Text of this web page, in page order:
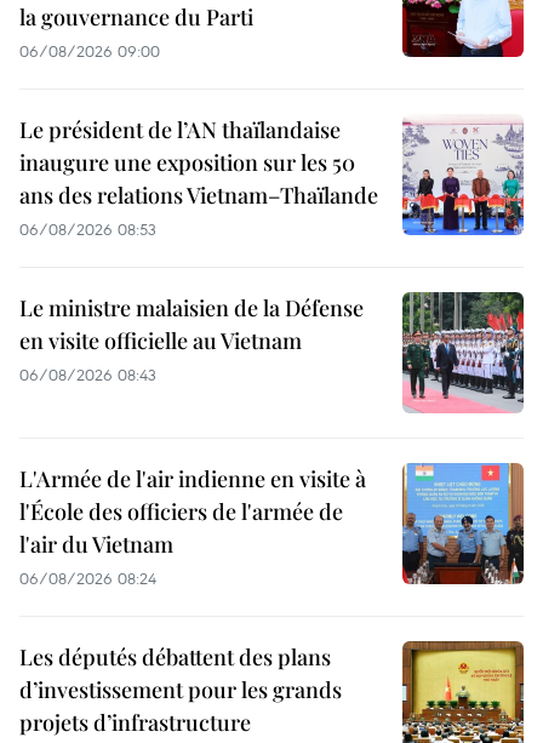
la gouvernance du Parti
06/08/2026 09:00
Le président de l’AN thaïlandaise
inaugure une exposition sur les 50
ans des relations Vietnam–Thaïlande
06/08/2026 08:53
Le ministre malaisien de la Défense
en visite officielle au Vietnam
06/08/2026 08:43
L'Armée de l'air indienne en visite à
l'École des officiers de l'armée de
l'air du Vietnam
06/08/2026 08:24
Les députés débattent des plans
d’investissement pour les grands
projets d’infrastructure